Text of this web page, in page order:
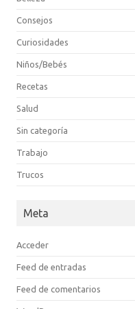
Consejos
Curiosidades
Niños/Bebés
Recetas
Salud
Sin categoría
Trabajo
Trucos
Meta
Acceder
Feed de entradas
Feed de comentarios